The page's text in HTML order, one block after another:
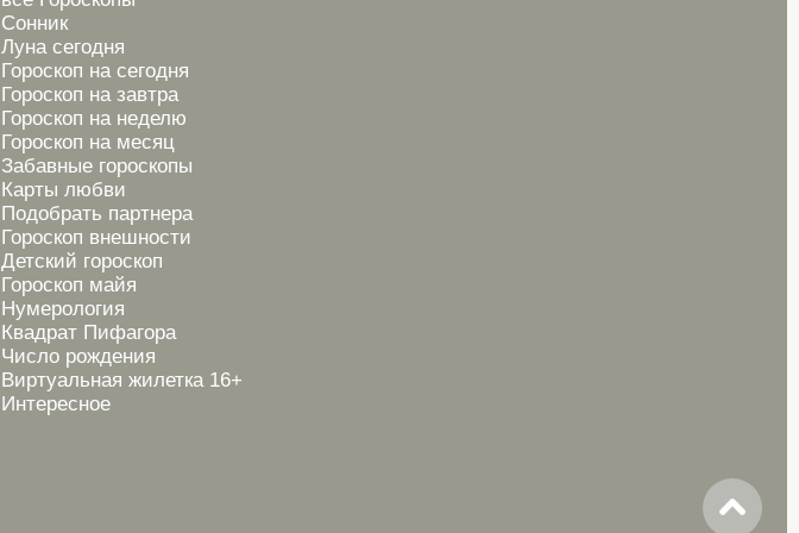
Сонник
Луна сегодня
Гороскоп на сегодня
Гороскоп на завтра
Гороскоп на неделю
Гороскоп на месяц
Забавные гороскопы
Карты любви
Подобрать партнера
Гороскоп внешности
Детский гороскоп
Гороскоп майя
Нумерология
Квадрат Пифагора
Число рождения
Виртуальная жилетка 16+
Интересное